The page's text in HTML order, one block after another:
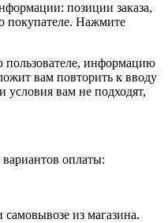
позиции заказа,
покупателе. Нажмите
пользователе, информацию
вам повторить к вводу
условия вам не подходят,
оплаты:
из магазина.